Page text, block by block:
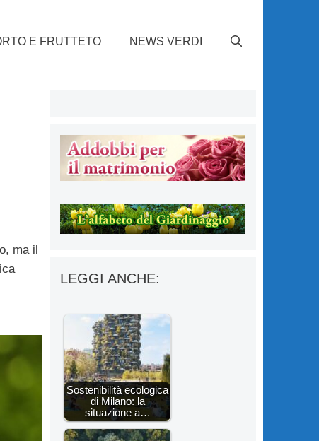
E FRUTTETO NEWS VERDI
ma il
LEGGI ANCHE:
Sostenibilità ecologica
di Milano: la
situazione a…